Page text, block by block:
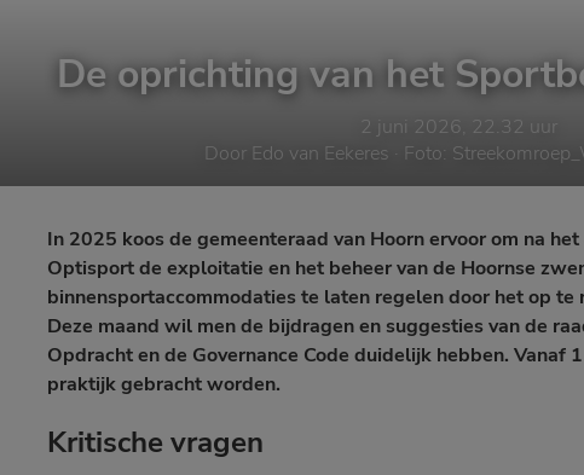
De oprichting van het
2 juni 2026, 22.32 uur
Door Edo van Eekeres · Foto:
In 2025 koos de gemeenteraad van Hoorn ervoor om na
Optisport de exploitatie en het beheer van de Hoornse
binnensportaccommodaties te laten regelen door het op te
Deze maand wil men de bijdragen en suggesties van de
Opdracht en de Governance Code duidelijk hebben. Vanaf
praktijk gebracht worden.
Kritische vragen